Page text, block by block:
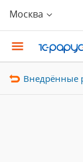
Москва
Внедрённые